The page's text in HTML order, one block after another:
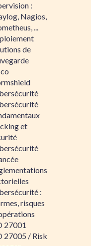
:
Nagios,
...
de
et
:
risques
27001
27005 / Risk